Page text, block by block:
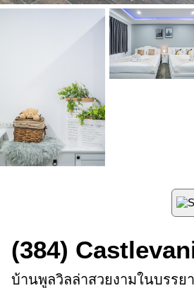
(384)
บ้านพูลวิลล่าสวยงามในบรรย